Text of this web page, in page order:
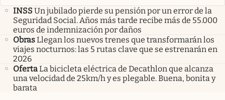
INSSUn jubilado pierde su pensión por un error de la
Seguridad Social. Años más tarde recibe más de 55.000
euros de indemnización por daños
ObrasLlegan los nuevos trenes que transformarán los
viajes nocturnos: las 5 rutas clave que se estrenarán en
2026
OfertaLa bicicleta eléctrica de Decathlon que alcanza
una velocidad de 25km/h y es plegable. Buena, bonita y
barata